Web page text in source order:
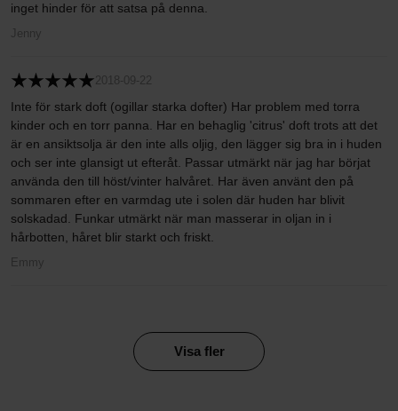
inget hinder för att satsa på denna.
Jenny
2018-09-22
Inte för stark doft (ogillar starka dofter) Har problem med torra
kinder och en torr panna. Har en behaglig 'citrus' doft trots att det
är en ansiktsolja är den inte alls oljig, den lägger sig bra in i huden
och ser inte glansigt ut efteråt. Passar utmärkt när jag har börjat
använda den till höst/vinter halvåret. Har även använt den på
sommaren efter en varmdag ute i solen där huden har blivit
solskadad. Funkar utmärkt när man masserar in oljan in i
hårbotten, håret blir starkt och friskt.
Emmy
Visa fler